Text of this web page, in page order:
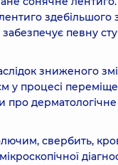
здебільшого
певну
зниженого
у процесі
про
свербить,